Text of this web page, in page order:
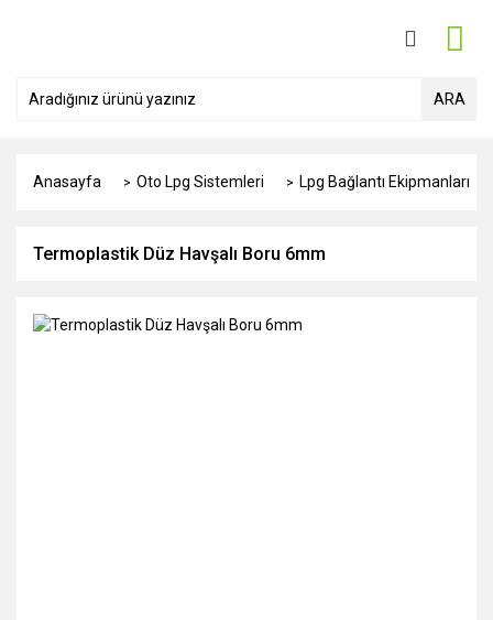
ARA
Anasayfa Oto Lpg Sistemleri Lpg Bağlantı Ekipmanları
Termoplastik Düz Havşalı Boru 6mm